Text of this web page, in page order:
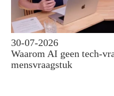
30-07-2026
Waarom AI geen tech-
mensvraagstuk